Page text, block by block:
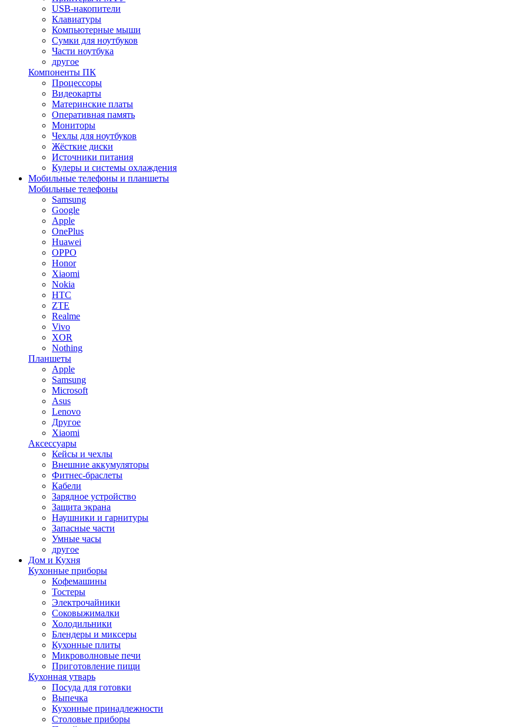
USB-накопители
Клавиатуры
Компьютерные мыши
Сумки для ноутбуков
Части ноутбука
другое
Компоненты ПК
Процессоры
Видеокарты
Материнские платы
Оперативная память
Мониторы
Чехлы для ноутбуков
Жёсткие диски
Источники питания
Кулеры и системы охлаждения
Мобильные телефоны и планшеты
Мобильные телефоны
Samsung
Google
Apple
OnePlus
Huawei
OPPO
Honor
Xiaomi
Nokia
HTC
ZTE
Realme
Vivo
XOR
Nothing
Планшеты
Apple
Samsung
Microsoft
Asus
Lenovo
Другое
Xiaomi
Аксессуары
Кейсы и чехлы
Внешние аккумуляторы
Фитнес-браслеты
Кабели
Зарядное устройство
Защита экрана
Наушники и гарнитуры
Запасные части
Умные часы
другое
Дом и Кухня
Кухонные приборы
Кофемашины
Тостеры
Электрочайники
Соковыжималки
Холодильники
Блендеры и миксеры
Кухонные плиты
Микроволновые печи
Приготовление пищи
Кухонная утварь
Посуда для готовки
Выпечка
Кухонные принадлежности
Столовые приборы